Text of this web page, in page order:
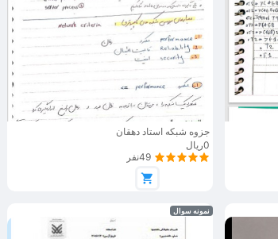
جزوه شبکه استاد دهقان
0ریال
49نفر
نمونه سوال